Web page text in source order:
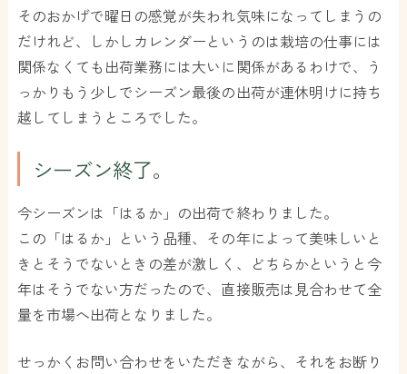
そのおかげで曜日の感覚が失われ気味になってしまうの
だけれど、しかしカレンダーというのは栽培の仕事には
関係なくても出荷業務には大いに関係があるわけで、う
っかりもう少しでシーズン最後の出荷が連休明けに持ち
越してしまうところでした。
シーズン終了。
今シーズンは「はるか」の出荷で終わりました。
この「はるか」という品種、その年によって美味しいと
きとそうでないときの差が激しく、どちらかというと今
年はそうでない方だったので、直接販売は見合わせて全
量を市場へ出荷となりました。
せっかくお問い合わせをいただきながら、それをお断り